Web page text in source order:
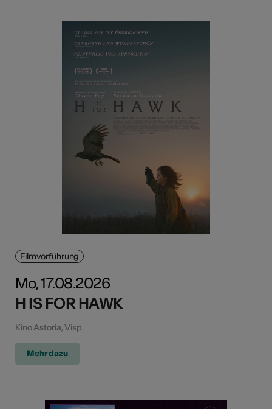
Filmvorführung
Mo, 17.08.2026
H IS FOR HAWK
Kino Astoria, Visp
Mehr dazu